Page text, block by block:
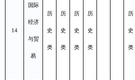
14
国际
经济
与贸
易
历
史
类
历
史
类
历
史
类
历
史
类
历
史
类